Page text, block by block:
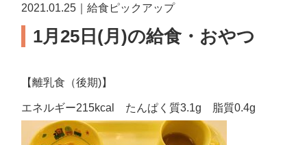
2021.01.25｜給食ピックアップ
1月25日(月)の給食・おやつ
【離乳食（後期)】
エネルギー215kcal たんぱく質3.1g 脂質0.4g